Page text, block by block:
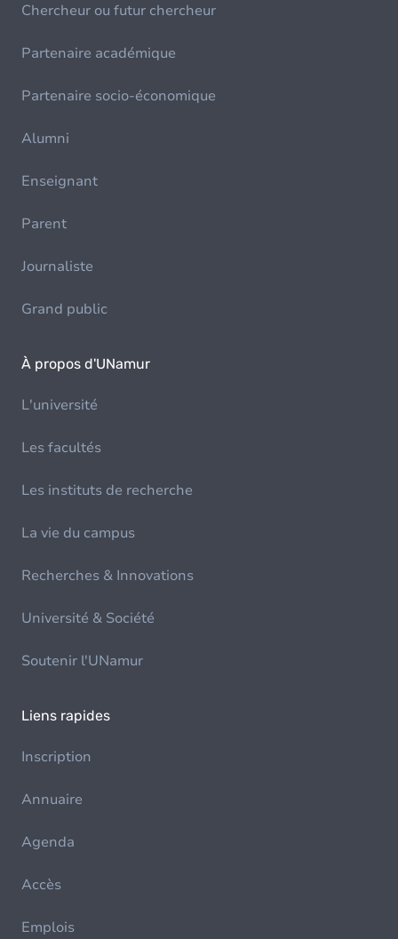
Chercheur ou futur chercheur
Partenaire académique
Partenaire socio-économique
Alumni
Enseignant
Parent
Journaliste
Grand public
À propos d'UNamur
L'université
Les facultés
Les instituts de recherche
La vie du campus
Recherches & Innovations
Université & Société
Soutenir l'UNamur
Liens rapides
Inscription
Annuaire
Agenda
Accès
Emplois